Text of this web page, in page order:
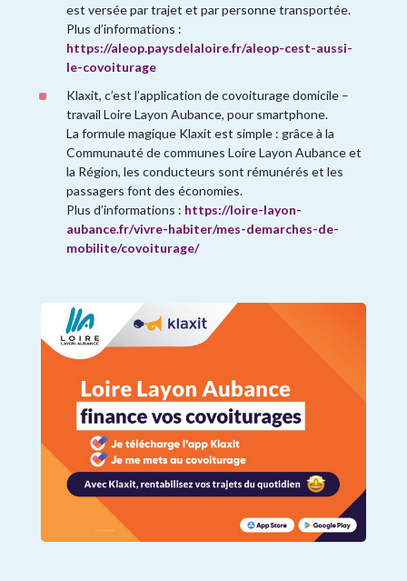
est versée par trajet et par personne transportée.
Plus d’informations :
https://aleop.paysdelaloire.fr/aleop-cest-aussi-
le-covoiturage
Klaxit, c’est l’application de covoiturage domicile –
travail Loire Layon Aubance, pour smartphone.
La formule magique Klaxit est simple : grâce à la
Communauté de communes Loire Layon Aubance et
la Région, les conducteurs sont rémunérés et les
passagers font des économies.
Plus d’informations : https://loire-layon-
aubance.fr/vivre-habiter/mes-demarches-de-
mobilite/covoiturage/